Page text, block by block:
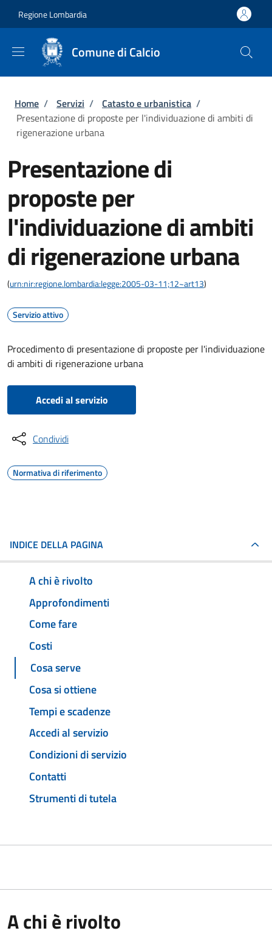
Regione Lombardia
Comune di Calcio
Briciole di pane
Home / Servizi / Catasto e urbanistica /
Presentazione di proposte per l'individuazione di ambiti di
rigenerazione urbana
Presentazione di
proposte per
l'individuazione di ambiti
di rigenerazione urbana
(urn:nir:regione.lombardia:legge:2005-03-11;12~art13)
Servizio attivo
Procedimento di presentazione di proposte per l'individuazione
di ambiti di rigenerazione urbana
Accedi al servizio
Condividi
Normativa di riferimento
INDICE DELLA PAGINA
A chi è rivolto
Approfondimenti
Come fare
Costi
Cosa serve
Cosa si ottiene
Tempi e scadenze
Accedi al servizio
Condizioni di servizio
Contatti
Strumenti di tutela
A chi è rivolto